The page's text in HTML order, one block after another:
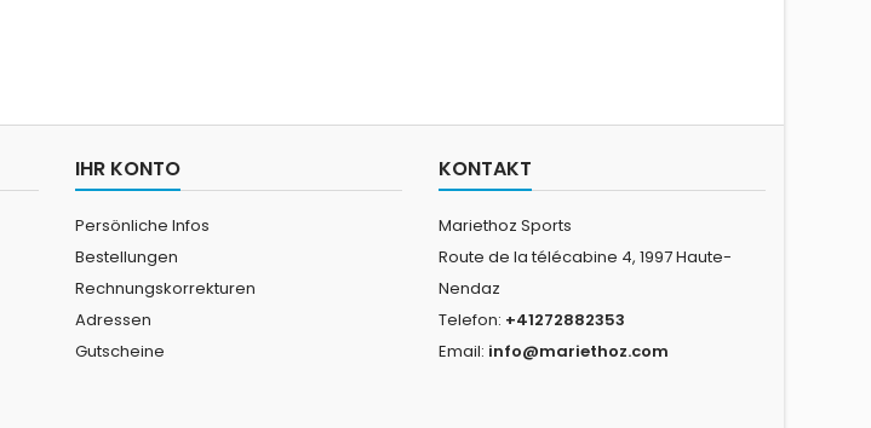
IHR KONTO
Persönliche Infos
Bestellungen
Rechnungskorrekturen
Adressen
Gutscheine
KONTAKT
Mariethoz Sports
Route de la télécabine 4, 1997 Haute-
Nendaz
Telefon: +41272882353
Email: info@mariethoz.com